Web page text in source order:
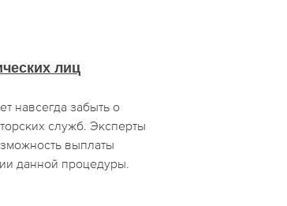
лиц
навсегда забыть о
служб. Эксперты
выплаты
данной процедуры.